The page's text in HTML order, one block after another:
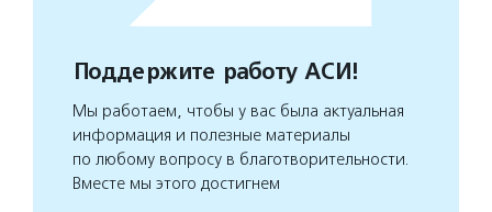
Поддержите работу АСИ!
Мы работаем, чтобы у вас была актуальная
информация и полезные материалы
по любому вопросу в благотворительности.
Вместе мы этого достигнем